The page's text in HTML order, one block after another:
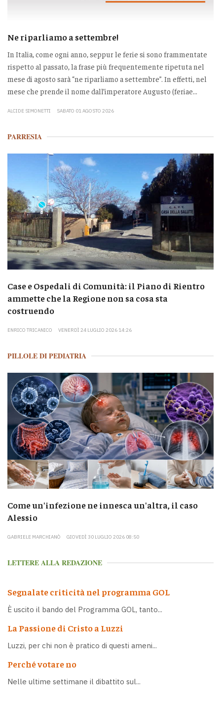
Ne riparliamo a settembre!
In Italia, come ogni anno, seppur le ferie si sono frammentate
rispetto al passato, la frase più frequentemente ripetuta nel
mese di agosto sarà “ne riparliamo a settembre”. In effetti, nel
mese che prende il nome dall’imperatore Augusto (feriae...
ALCIDE SIMONETTI SABATO 01 AGOSTO 2026
PARRESIA
Case e Ospedali di Comunità: il Piano di Rientro
ammette che la Regione non sa cosa sta
costruendo
ENRICO TRICANICO VENERDÌ 24 LUGLIO 2026 14:26
PILLOLE DI PEDIATRIA
Come un'infezione ne innesca un'altra, il caso
Alessio
GABRIELE MARCHIANÒ GIOVEDÌ 30 LUGLIO 2026 08:50
LETTERE ALLA REDAZIONE
Segnalate criticità nel programma GOL
È uscito il bando del Programma GOL, tanto...
La Passione di Cristo a Luzzi
Luzzi, per chi non è pratico di questi ameni...
Perché votare no
Nelle ultime settimane il dibattito sul...